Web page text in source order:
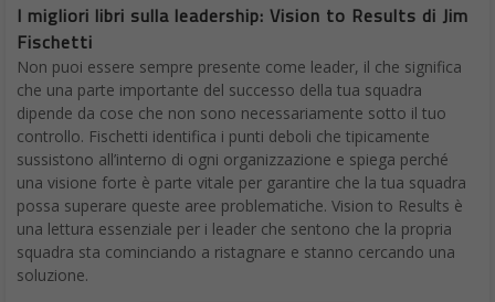
I migliori libri sulla leadership: Vision to Results di Jim
Fischetti
Non puoi essere sempre presente come leader, il che significa
che una parte importante del successo della tua squadra
dipende da cose che non sono necessariamente sotto il tuo
controllo. Fischetti identifica i punti deboli che tipicamente
sussistono all’interno di ogni organizzazione e spiega perché
una visione forte è parte vitale per garantire che la tua squadra
possa superare queste aree problematiche. Vision to Results è
una lettura essenziale per i leader che sentono che la propria
squadra sta cominciando a ristagnare e stanno cercando una
soluzione.